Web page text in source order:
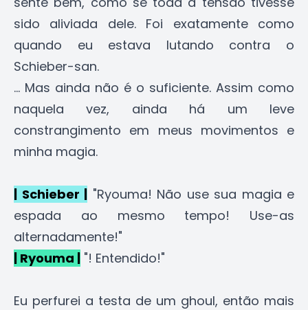
sido aliviada dele. Foi exatamente como
quando eu estava lutando contra o
Schieber-san.
... Mas ainda não é o suficiente. Assim como
naquela vez, ainda há um leve
constrangimento em meus movimentos e
minha magia.
| Schieber | "Ryouma! Não use sua magia e
espada ao mesmo tempo! Use-as
alternadamente!"
| Ryouma | "! Entendido!"
Eu perfurei a testa de um ghoul, então mais